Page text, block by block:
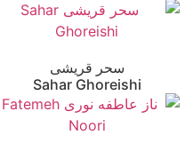
سحر قریشی
Sahar Ghoreishi